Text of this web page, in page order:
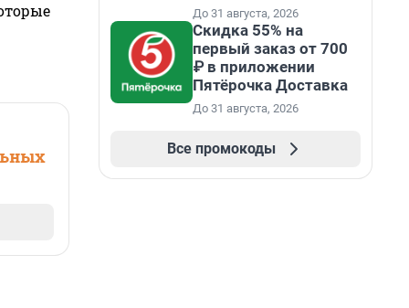
До 31 августа, 2026
Скидка 55% на
первый заказ от 700
₽ в приложении
Пятёрочка Доставка
До 31 августа, 2026
Все промокоды